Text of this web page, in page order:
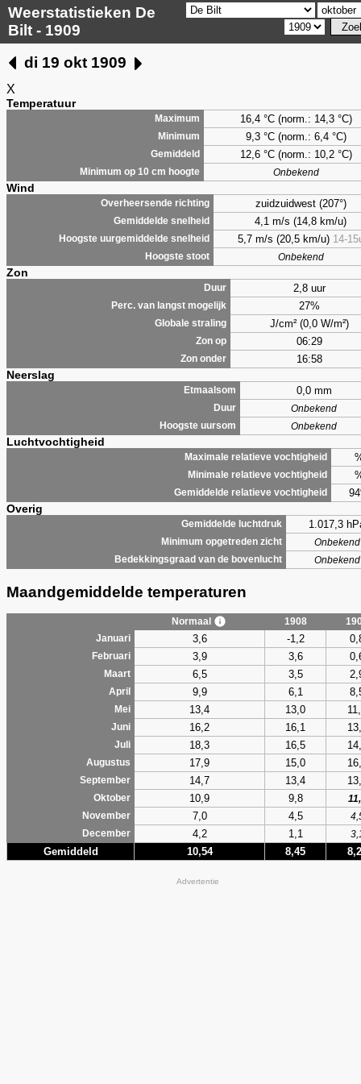
Weerstatistieken De
Bilt - 1909
di 19 okt 1909
X
Temperatuur
Maximum 16,4 °C (norm.: 14,3 °C)
Minimum 9,3°C (norm.: 6,4 °C)
Gemiddeld 12,6 °C (norm.: 10,2 °C)
Minimum op 10 cm hoogte Onbekend
Wind
Overheersende richting zuidzuidwest (207°)
Gemiddelde snelheid 4,1 m/s (14,8 km/u)
Hoogste uurgemiddelde snelheid 5,7 m/s (20,5 km/u) 14-
Hoogste stoot Onbekend
Zon
Duur 2,8 uur
Perc. van langst mogelijk 27%
Globale straling J/cm² (0,0 W/m²)
Zon op 06:29
Zon onder 16:58
Neerslag
Etmaalsom 0,0 mm
Duur
Onbekend
Hoogste uursom
Onbekend
Luchtvochtigheid
Maximale relatieve vochtigheid
Minimale relatieve vochtigheid
Gemiddelde relatieve vochtigheid
Overig
Gemiddelde luchtdruk 1.017,3
Minimum opgetreden zicht
Onbekend
Bedekkingsgraad van de bovenlucht
Onbekend
Maandgemiddelde temperaturen
Normaal 1908
Januari
3,6 -1,2
Februari 3,9 3,6
Maart 6,5 3,5
April 9,9 6,1
Mei 13,4 13,0
Juni 16,2 16,1
Juli 18,3 16,5
Augustus 17,9 15,0
September 14,7 13,4
Oktober 10,9 9,8
November
7,0 4,5
December
4,2 1,1
Gemiddeld 10,54 8,45
Advertentie